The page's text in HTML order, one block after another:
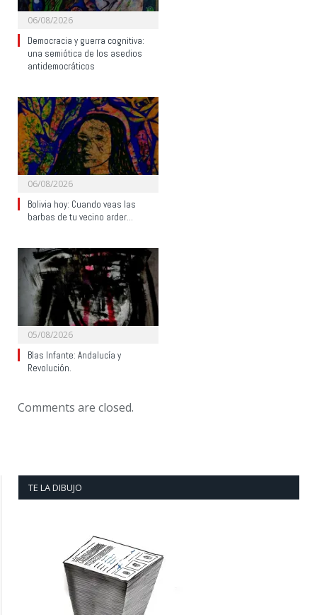
06/08/2026
Democracia y guerra cognitiva:
una semiótica de los asedios
antidemocráticos
06/08/2026
Bolivia hoy: Cuando veas las
barbas de tu vecino arder…
05/08/2026
Blas Infante: Andalucía y
Revolución.
Comments are closed.
TE LA DIBUJO